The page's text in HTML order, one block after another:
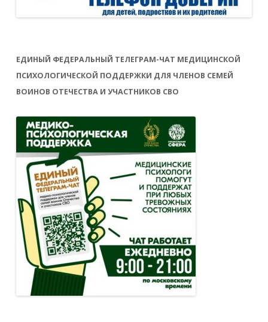
ЕДИНЫЙ ФЕДЕРАЛЬНЫЙ ТЕЛЕГРАМ-ЧАТ МЕДИЦИНСКОЙ
ПСИХОЛОГИЧЕСКОЙ ПОДДЕРЖКИ ДЛЯ ЧЛЕНОВ СЕМЕЙ
ВОИНОВ ОТЕЧЕСТВА И УЧАСТНИКОВ СВО